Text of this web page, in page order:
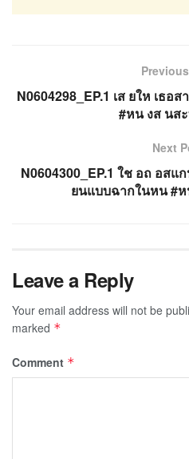
N0604298_EP.1 เส ยให เธอ
#หน งส นส
Next
N0604300_EP.1 ใช อถ อสแ
ยนแบบฉากในหน #
Leave a Reply
Your email address will not be
marked *
Comment *